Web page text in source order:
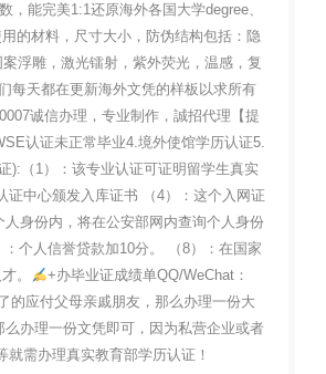
能完美1:1还原海外各国大学degree、
的材料，尺寸大小，防伪结构包括：隐
浮雕，激光镭射，紫外荧光，温感，复
每天都在更新海外文凭的样板以求所有
诚信办理，专业制作，誠招代理【提
认证未正常毕业4.境外使馆学历认证5.
):（1）：该专业认证可证明留学生真实
证中心颁发入库证书 （4）：这个入网证
身份内，将在公安部网内查询个人身份
个人信誉贷款加10分。 （8）：在国家
。
+办毕业证成绩单QQ/WeChat：
的应付父母亲戚朋友，那么办理一份大
办理一份文凭即可，因为私营企业或者
需办理真实教育部学历认证！